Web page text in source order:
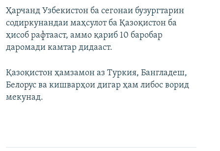
Ҳарчанд Узбекистон ба сегонаи бузургтарин
содиркунандаи маҳсулот ба Қазоқистон ба
ҳисоб рафтааст, аммо қариб 10 баробар
даромади камтар дидааст.
Қазоқистон ҳамзамон аз Туркия, Бангладеш,
Белорус ва кишварҳои дигар ҳам либос ворид
мекунад.